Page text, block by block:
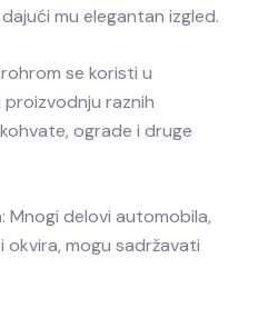
mu elegantan izgled.
se koristi u
raznih
ograde i druge
Mnogi delovi automobila,
mogu sadržavati